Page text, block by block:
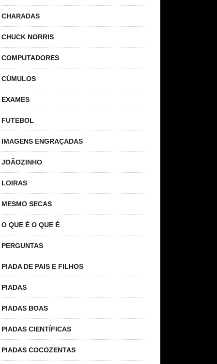
CHARADAS
CHUCK NORRIS
COMPUTADORES
CÚMULOS
EXAMES
FUTEBOL
IMAGENS ENGRAÇADAS
JOÃOZINHO
LOIRAS
MESMO SECAS
O QUE É O QUE É
PERGUNTAS
PIADA DE PAIS E FILHOS
PIADAS
PIADAS BOAS
PIADAS CIENTÍFICAS
PIADAS COCOZENTAS